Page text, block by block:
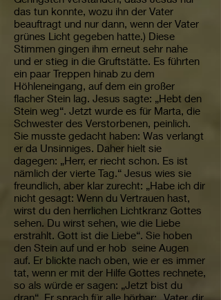
das tun konnte, wozu ihn der Vater
beauftragt und nur dann, wenn der Vater
grünes Licht gegeben hatte.) Diese
Stimmen gingen ihm erneut sehr nahe
und er stieg in die Gruftstätte. Es führten
ein paar Treppen hinab zu dem
Höhleneingang, auf dem ein großer
flacher Stein lag. Jesus sagte: „Hebt den
Stein weg“. Jetzt wurde es für Marta, die
Schwester des Verstorbenen, peinlich.
Sie musste gedacht haben: Was verlangt
er da Unsinniges. Daher hielt sie
dagegen: „Herr, er riecht schon. Es ist
nämlich der vierte Tag.“ Jesus wies sie
freundlich, aber klar zurecht: „Habe ich dir
nicht gesagt: Wenn du Vertrauen hast,
wirst du den herrlichen Lichtkranz Gottes
sehen. Du wirst sehen, wie die Liebe
erstrahlt. Gott ist die Liebe“. Sie hoben
den Stein auf und er hob seine Augen
auf. Er blickte nach oben, wie er es immer
tat, wenn er mit der Hilfe Gottes rechnete,
so als würde er sagen: „Jetzt bist du
dran“. Er sprach für alle hörbar: „Vater, dir